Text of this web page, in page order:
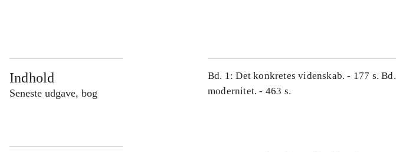
Indhold
Seneste udgave, bog
Bd. 1: Det konkretes videnskab. - 177 s.
modernitet. - 463 s.